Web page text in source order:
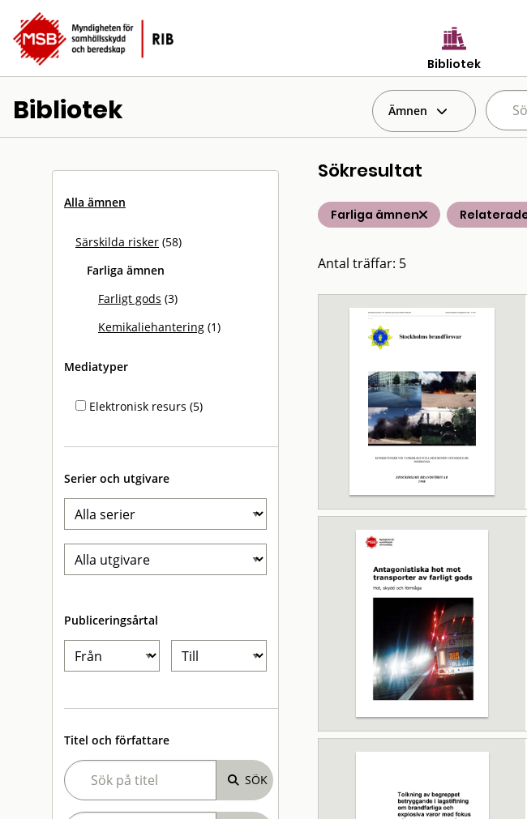
Bibliotek
Bibliotek Ämnen
Alla ämnen
Särskilda risker (58)
Farliga ämnen
Farligt gods (3)
Kemikaliehantering (1)
Mediatyper
Elektronisk resurs (5)
Serier och utgivare
Publiceringsårtal
Titel och författare
Sökresultat
Farliga ämnen
Antal träffar: 5